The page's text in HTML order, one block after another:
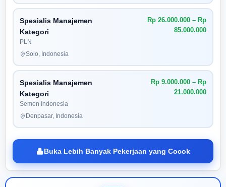
Spesialis Manajemen
Kategori
PLN
Rp 26.000.000 – Rp
85.000.000
Solo, Indonesia
Spesialis Manajemen
Kategori
Semen Indonesia
Rp 9.000.000 – Rp
21.000.000
Denpasar, Indonesia
Buka Lebih Banyak Pekerjaan yang Cocok